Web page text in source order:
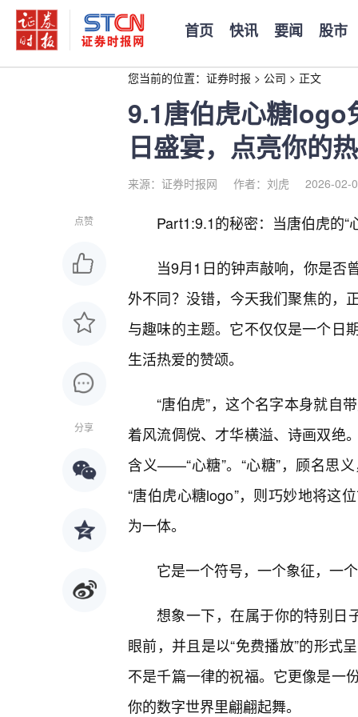
首页 快讯 要闻 股市
您当前的位置： 证券时报 > 公司 > 正文
9.1唐伯虎心糖logo
日盛宴，点亮你的
来源：证券时报网 作者：刘虎 2026-02-
点赞
分享
Part1:9.1的秘密：当唐伯虎的“
当9月1日的钟声敲响，你是否
外不同？没错，今天我们聚焦的，
与趣味的主题。它不仅仅是一个日
生活热爱的赞颂。
“唐伯虎”，这个名字本身就自
着风流倜傥、才华横溢、诗画双绝
含义——“心糖”。“心糖”，顾名思
“唐伯虎心糖logo”，则巧妙地将这
为一体。
它是一个符号，一个象征，一
想象一下，在属于你的特别日
眼前，并且是以“免费播放”的形式
不是千篇一律的祝福。它更像是一
你的数字世界里翩翩起舞。